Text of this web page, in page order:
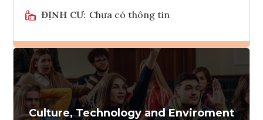
ĐỊNH CƯ: Chưa có thông tin
Ghi danh
Tham vấn Interlink
Culture, Technology and Enviroment